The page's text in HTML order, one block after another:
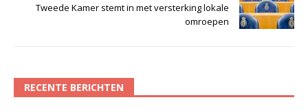
Tweede Kamer stemt in met versterking lokale
omroepen
RECENTE BERICHTEN